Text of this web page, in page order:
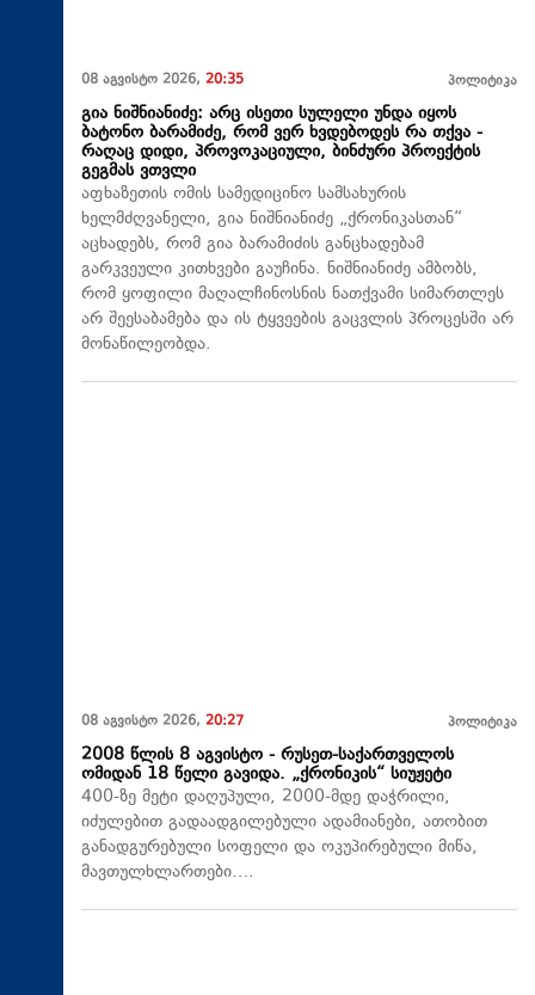
08 აგვისტო 2026, 20:35 პოლიტიკა
გია ნიშნიანიძე: არც ისეთი სულელი უნდა იყოს
ბატონო ბარამიძე, რომ ვერ ხვდებოდეს რა თქვა -
რაღაც დიდი, პროვოკაციული, ბინძური პროექტის
გეგმას ვთვლი
აფხაზეთის ომის სამედიცინო სამსახურის
ხელმძღვანელი, გია ნიშნიანიძე „ქრონიკასთან“
აცხადებს, რომ გია ბარამიძის განცხადებამ
გარკვეული კითხვები გაუჩინა. ნიშნიანიძე ამბობს,
რომ ყოფილი მაღალჩინოსნის ნათქვამი სიმართლეს
არ შეესაბამება და ის ტყვეების გაცვლის პროცესში არ
მონაწილეობდა.
08 აგვისტო 2026, 20:27 პოლიტიკა
2008 წლის 8 აგვისტო - რუსეთ-საქართველოს
ომიდან 18 წელი გავიდა. „ქრონიკის“ სიუჟეტი
400-ზე მეტი დაღუპული, 2000-მდე დაჭრილი,
იძულებით გადაადგილებული ადამიანები, ათობით
განადგურებული სოფელი და ოკუპირებული მიწა,
მავთულხლართები….